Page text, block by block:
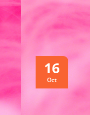
16
Oct